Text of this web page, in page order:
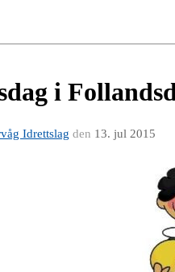
i
Idrettslag den 13. jul 2015